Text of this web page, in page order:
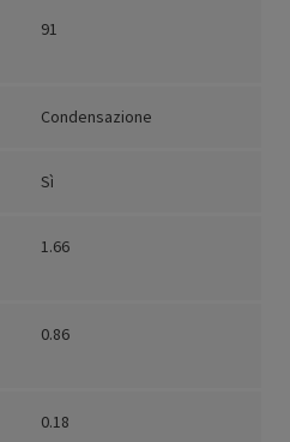
91
Condensazione
Sì
1.66
0.86
0.18